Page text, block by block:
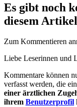
Es gibt noch
diesem
Zum Kommentieren
Liebe Leserinnen und
Kommentare können
verfasst werden, die
einer ärztlichen
ihrem Benutzerprofil